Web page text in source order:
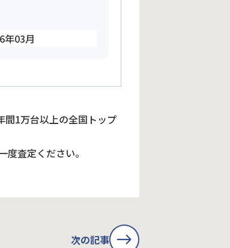
年03月
間1万台以上の全国トップ
査定ください。
次の記事